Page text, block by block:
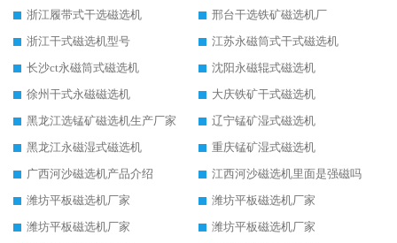
浙江履带式干选磁选机
邢台干选铁矿磁选机厂
浙江干式磁选机型号
江苏永磁筒式干式磁选机
长沙ct永磁筒式磁选机
沈阳永磁辊式磁选机
徐州干式永磁磁选机
大庆铁矿干式磁选机
黑龙江选锰矿磁选机生产厂家
辽宁锰矿湿式磁选机
黑龙江永磁湿式磁选机
重庆锰矿湿式磁选机
广西河沙磁选机产品介绍
江西河沙磁选机里面是强磁吗
潍坊平板磁选机厂家
潍坊平板磁选机厂家
潍坊平板磁选机厂家
潍坊平板磁选机厂家